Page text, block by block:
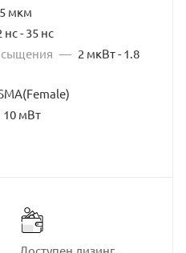
мкм
нс - 35 нс
— 2 мкВт - 1.8
10 мВт